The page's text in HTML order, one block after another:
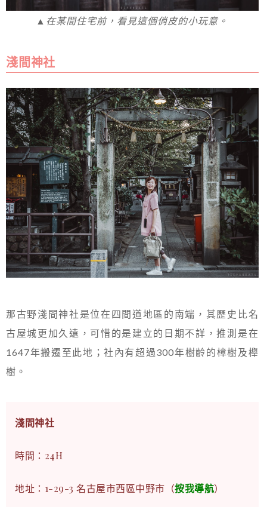
▲在某間住宅前，看見這個俏皮的小玩意。
淺間神社
那古野淺間神社是位在四間道地區的南端，其歷史比名
古屋城更加久遠，可惜的是建立的日期不詳，推測是在
1647年搬遷至此地；社內有超過300年樹齡的樟樹及櫸
樹。
淺間神社
時間：24H
地址：1-29-3 名古屋市西區中野市（按我導航）